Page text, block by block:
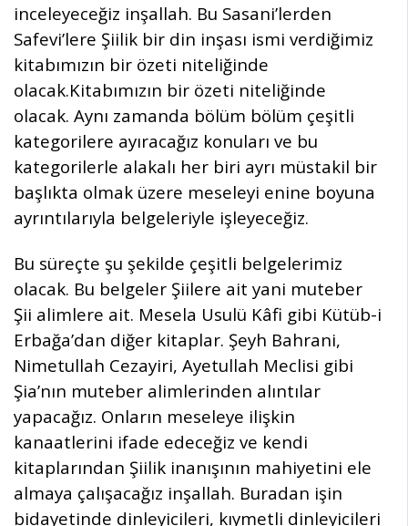
inceleyeceğiz inşallah. Bu Sasani’lerden
Safevi’lere Şiilik bir din inşası ismi verdiğimiz
kitabımızın bir özeti niteliğinde
olacak.Kitabımızın bir özeti niteliğinde
olacak. Aynı zamanda bölüm bölüm çeşitli
kategorilere ayıracağız konuları ve bu
kategorilerle alakalı her biri ayrı müstakil bir
başlıkta olmak üzere meseleyi enine boyuna
ayrıntılarıyla belgeleriyle işleyeceğiz.
Bu süreçte şu şekilde çeşitli belgelerimiz
olacak. Bu belgeler Şiilere ait yani muteber
Şii alimlere ait. Mesela Usulü Kâfi gibi Kütüb-i
Erbağa’dan diğer kitaplar. Şeyh Bahrani,
Nimetullah Cezayiri, Ayetullah Meclisi gibi
Şia’nın muteber alimlerinden alıntılar
yapacağız. Onların meseleye ilişkin
kanaatlerini ifade edeceğiz ve kendi
kitaplarından Şiilik inanışının mahiyetini ele
almaya çalışacağız inşallah. Buradan işin
bidayetinde dinleyicileri, kıymetli dinleyicileri